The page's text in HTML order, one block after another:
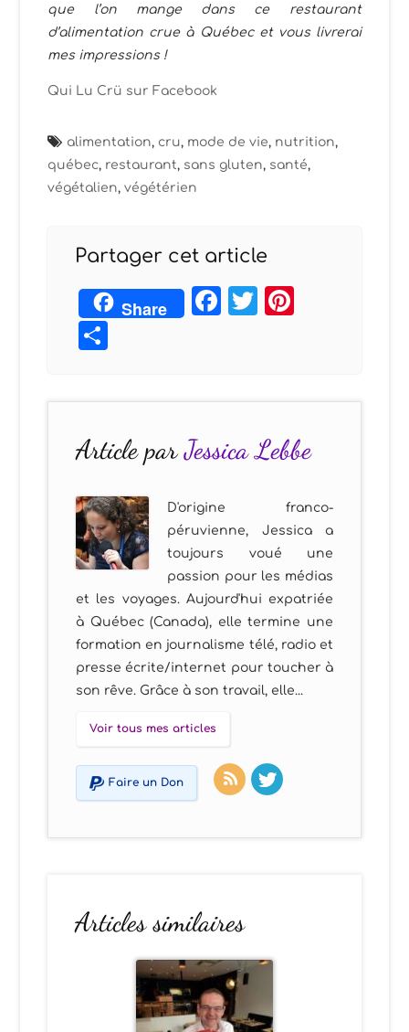
que l’on mange dans ce restaurant
d’alimentation crue à Québec et vous livrerai
mes impressions !
Qui Lu Crü sur Facebook
alimentation, cru, mode de vie, nutrition,
québec, restaurant, sans gluten, santé,
végétalien,végétérien
Partager cet article
Share Facebook
Twitter
Article parJessica Lebbe
D'origine franco-
péruvienne, Jessica a
toujours voué une
passion pour les médias
et les voyages. Aujourd'hui expatriée
à Québec (Canada), elle termine une
formation en journalisme télé, radio et
presse écrite/internet pour toucher à
son rêve. Grâce à son travail, elle...
Voir tous mes articles
Faire un Don
Articles similaires